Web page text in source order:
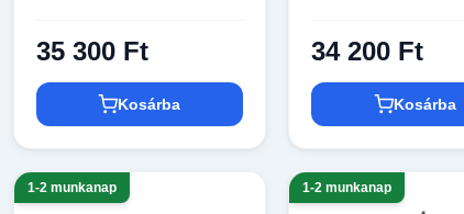
35 300 Ft
Kosárba
34 200 Ft
Kosárba
1-2 munkanap 1-2 munkanap